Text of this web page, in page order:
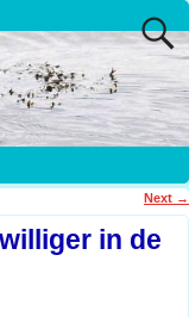
Next →
in de